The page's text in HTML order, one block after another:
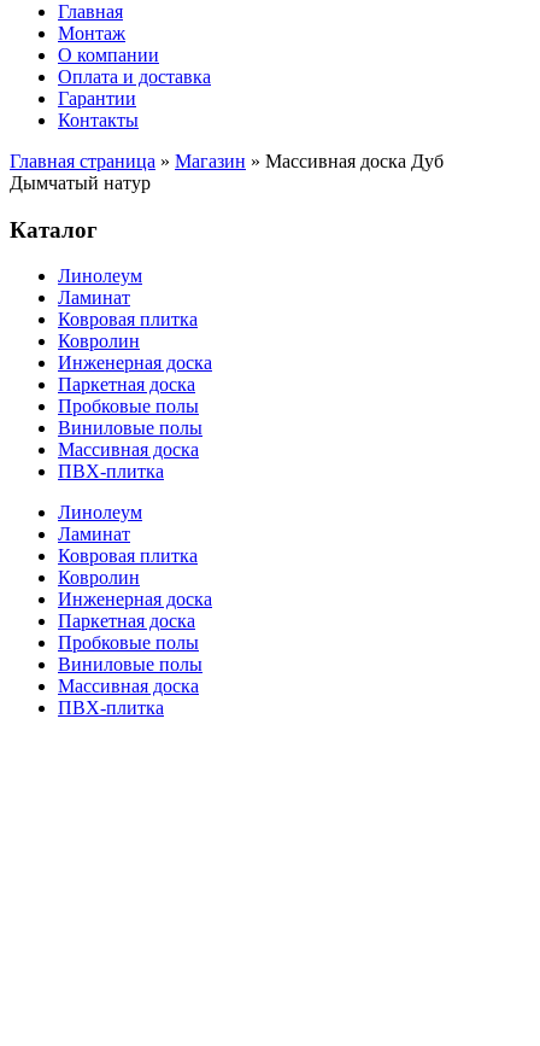
Главная
Монтаж
О компании
Оплата и доставка
Гарантии
Контакты
Главная страница » Магазин » Массивная доска Дуб
Дымчатый натур
Каталог
Линолеум
Ламинат
Ковровая плитка
Ковролин
Инженерная доска
Паркетная доска
Пробковые полы
Виниловые полы
Массивная доска
ПВХ-плитка
Линолеум
Ламинат
Ковровая плитка
Ковролин
Инженерная доска
Паркетная доска
Пробковые полы
Виниловые полы
Массивная доска
ПВХ-плитка